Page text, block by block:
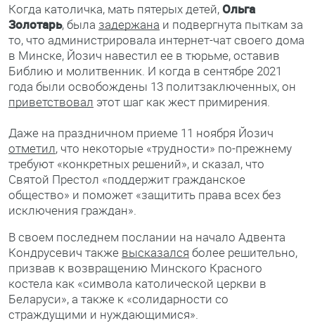
Когда католичка, мать пятерых детей,Ольга
Золотарь, была задержана и подвергнута пыткам за
то, что администрировала интернет-чат своего дома
в Минске, Йозич навестил ее в тюрьме, оставив
Библию и молитвенник. И когда в сентябре 2021
года были освобождены 13 политзаключенных, он
приветствовал этот шаг как жест примирения.
Даже на праздничном приеме 11 ноября Йозич
отметил, что некоторые «трудности» по-прежнему
требуют «конкретных решений», и сказал, что
Святой Престол «поддержит гражданское
общество» и поможет «защитить права всех без
исключения граждан».
В своем последнем послании на начало Адвента
Кондрусевич также высказался более решительно,
призвав к возвращению Минского Красного
костела как «символа католической церкви в
Беларуси», а также к «солидарности со
страждущими и нуждающимися».